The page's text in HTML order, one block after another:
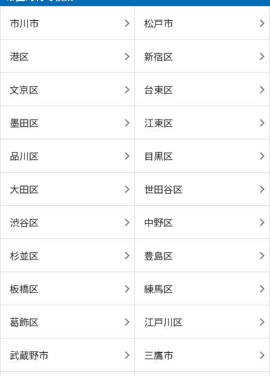
市川市
松戸市
港区 新宿区
文京区 台東区
墨田区 江東区
品川区 目黒区
大田区 世田谷区
渋谷区 中野区
杉並区 豊島区
板橋区 練馬区
葛飾区 江戸川区
武蔵野市 三鷹市